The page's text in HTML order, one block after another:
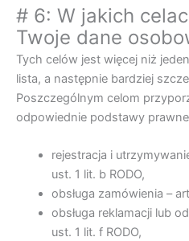
# 6: W jakich
Twoje dane
Tych celów jest więcej niż
lista, a następnie bardziej
Poszczególnym celom
odpowiednie podstawy
rejestracja i
ust. 1 lit. b RODO,
obsługa zamówienia –
obsługa reklamacji lub
ust. 1 lit. f RODO,